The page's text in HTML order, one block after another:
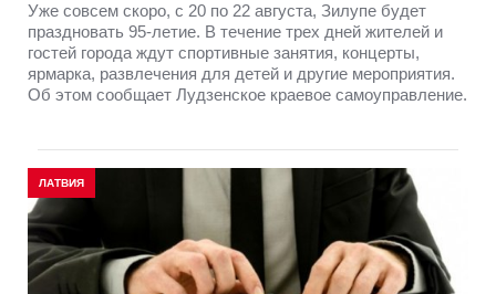
Уже совсем скоро, с 20 по 22 августа, Зилупе будет
праздновать 95-летие. В течение трех дней жителей и
гостей города ждут спортивные занятия, концерты,
ярмарка, развлечения для детей и другие мероприятия.
Об этом сообщает Лудзенское краевое самоуправление.
ЛАТВИЯ